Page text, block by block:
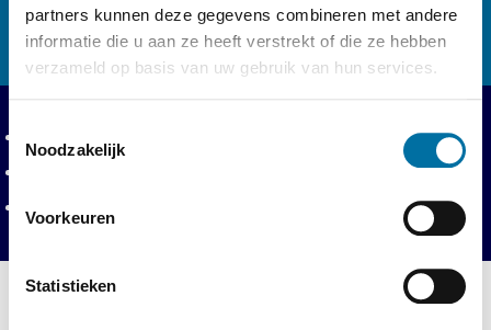
partners kunnen deze gegevens combineren met andere
informatie die u aan ze heeft verstrekt of die ze hebben
verzameld op basis van uw gebruik van hun services.
Noodzakelijk
Voorkeuren
Statistieken
Privacy en voorwaarden
Toegangsvoorwaarden